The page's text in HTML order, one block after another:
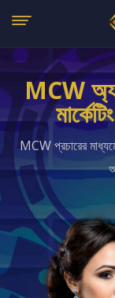
MCW
MCW প্রচারের